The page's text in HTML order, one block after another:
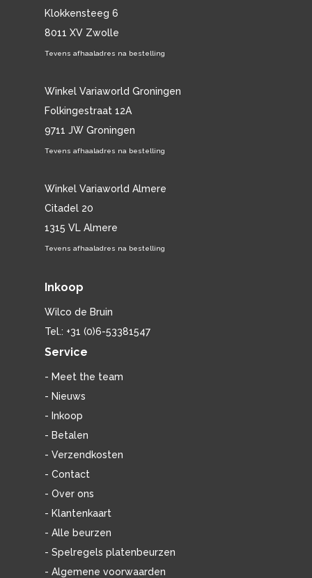
Klokkensteeg 6
8011 XV Zwolle
Tevens afhaaladres na bestelling
Winkel Variaworld Groningen
Folkingestraat 12A
9711 JW Groningen
Tevens afhaaladres na bestelling
Winkel Variaworld Almere
Citadel 20
1315 VL Almere
Tevens afhaaladres na bestelling
Inkoop
Wilco de Bruin
Tel.: +31 (0)6-53381547
Service
- Meet the team
- Nieuws
- Inkoop
- Betalen
- Verzendkosten
- Contact
- Over ons
- Klantenkaart
- Alle beurzen
- Spelregels platenbeurzen
- Algemene voorwaarden